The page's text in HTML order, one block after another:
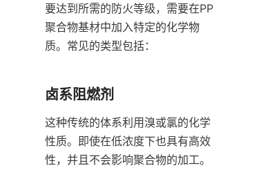
要达到所需的防火等级，需要在PP
聚合物基材中加入特定的化学物
质。常见的类型包括：
卤系阻燃剂
这种传统的体系利用溴或氯的化学
性质。即使在低浓度下也具有高效
性，并且不会影响聚合物的加工。